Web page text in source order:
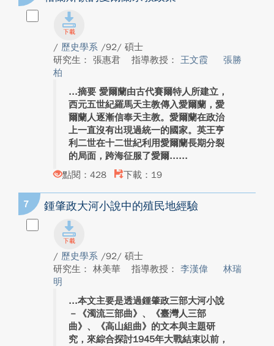
/ 歷史學系 /92/ 碩士
研究生： 張惠君
指導教授： 王文霞
張勝
柏
摘要 愛爾蘭由古代賽爾特人所建立，
西元五世紀羅馬天主教傳入愛爾蘭，愛
爾蘭人逐漸信奉天主教。愛爾蘭在政治
上一直沒有出現過統一的國家。英王亨
利二世在十二世紀利用愛爾蘭長期分裂
的局面，跨海征服了愛爾...
點閱：428
下載：19
7 鍾肇政大河小說中的殖民地經驗
/ 歷史學系 /92/ 碩士
研究生： 林美華
指導教授： 李漢偉
林瑞
明
本文主要是透過鍾肇政三部大河小說
－《濁流三部曲》、《臺灣人三部
曲》、《高山組曲》的文本與主題研
究，來綜合探討1945年大戰結束以前，